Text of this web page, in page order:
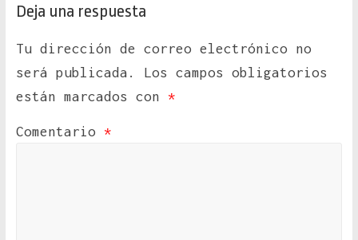
Deja una respuesta
Tu dirección de correo electrónico no
será publicada.
Los campos obligatorios
están marcados con *
Comentario *